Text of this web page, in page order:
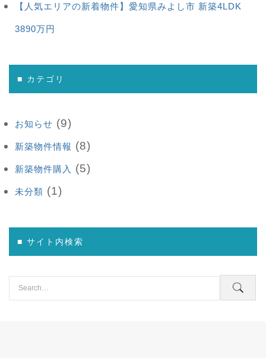
【人気エリアの新着物件】愛知県みよし市 新築4LDK
3890万円
■ カテゴリ
お知らせ (9)
新築物件情報 (8)
新築物件購入 (5)
未分類 (1)
■ サイト内検索